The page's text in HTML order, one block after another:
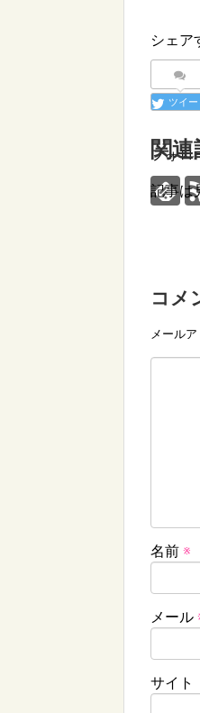
シェア
ツイー
フォロ
関
記事は
コメ
メール
名前 ※
メール
サイト